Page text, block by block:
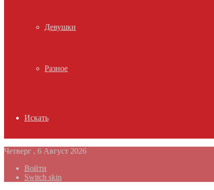
Девушки
Разное
Искать
Четверг , 6 Август 2026
Войти
Switch skin